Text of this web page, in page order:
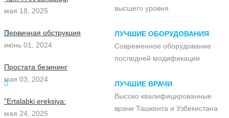
мая 18, 2025
Первичная обструкция
июнь 01, 2024
Простата безининг
мая 03, 2024
"Ertalabki ereksiya:
мая 24, 2025
высшего уровня
ЛУЧШИЕ ОБОРУДОВАНИЯ
Современное оборудование
последней модификации
ЛУЧШИЕ ВРАЧИ
Высоко квалифицированные
врачи Ташкента и Узбекистана